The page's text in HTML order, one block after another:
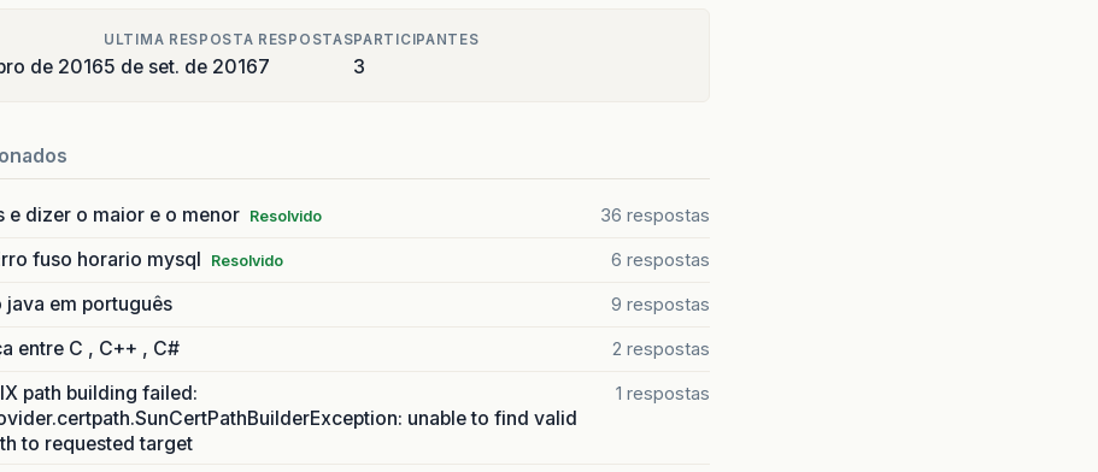
de 2016
ULTIMA RESPOSTA
5 de set. de 2016
RESPOSTAS
7
PARTICIPANTES
3
e dizer o maior e o menor Resolvido 36 respostas
fuso horario mysql Resolvido 6 respostas
java em português 9 respostas
entre C , C++ , C# 2 respostas
path building failed:
unable to find valid
to requested target
1 respostas